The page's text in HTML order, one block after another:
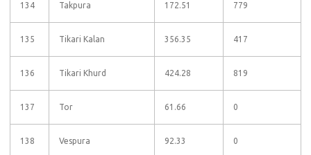
134 Takpura 172.51 779
135 Tikari Kalan 356.35 417
136 Tikari Khurd 424.28 819
137 Tor 61.66 0
138 Vespura 92.33 0